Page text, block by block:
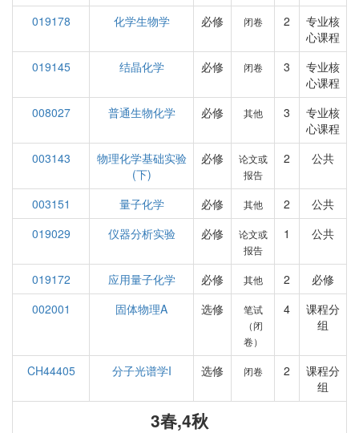
019178
化学生物学 必修 闭卷 2
专业核
心课程
019145
结晶化学 必修 闭卷 3
专业核
心课程
008027
普通生物化学 必修 其他 3
专业核
心课程
003143
物理化学基础实验
(下)
必修
论文或
报告
2 公共
003151 量子化学 必修 其他 2
公共
019029
仪器分析实验 必修
论文或
报告
1 公共
019172 应用量子化学 必修 其他 2
必修
002001
固体物理A 选修
笔试
（闭
卷）
4
课程分
组
CH44405 分子光谱学I 选修 闭卷 2
课程分
组
3春,4秋